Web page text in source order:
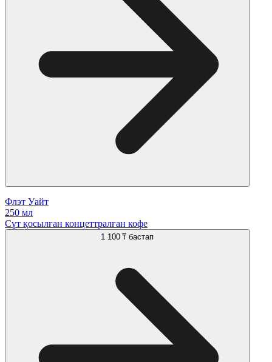
Флэт Уайт
250 мл
Сүт қосылған концеттралған кофе
1 100 ₸ бастап